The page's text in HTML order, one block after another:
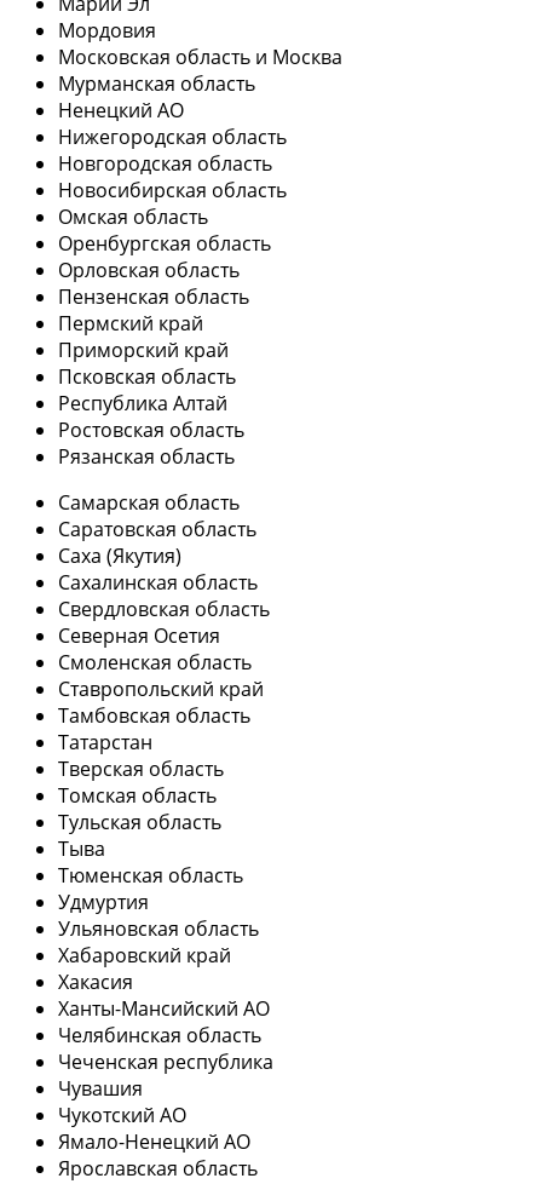
Мордовия
Московская область и Москва
Мурманская область
Ненецкий АО
Нижегородская область
Новгородская область
Новосибирская область
Омская область
Оренбургская область
Орловская область
Пензенская область
Пермский край
Приморский край
Псковская область
Республика Алтай
Ростовская область
Рязанская область
Самарская область
Саратовская область
Саха (Якутия)
Сахалинская область
Свердловская область
Северная Осетия
Смоленская область
Ставропольский край
Тамбовская область
Татарстан
Тверская область
Томская область
Тульская область
Тыва
Тюменская область
Удмуртия
Ульяновская область
Хабаровский край
Хакасия
Ханты-Мансийский АО
Челябинская область
Чеченская республика
Чувашия
Чукотский АО
Ямало-Ненецкий АО
Ярославская область